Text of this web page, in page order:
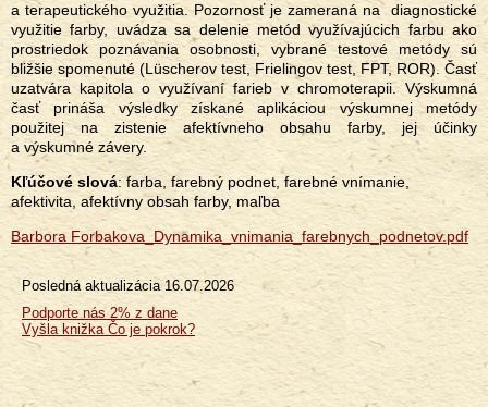
a terapeutického využitia. Pozornosť je zameraná na diagnostické
využitie farby, uvádza sa delenie metód využívajúcich farbu ako
prostriedok poznávania osobnosti, vybrané testové metódy sú
bližšie spomenuté (Lüscherov test, Frielingov test, FPT, ROR). Časť
uzatvára kapitola o využívaní farieb v chromoterapii. Výskumná
časť prináša výsledky získané aplikáciou výskumnej metódy
použitej na zistenie afektívneho obsahu farby, jej účinky
a výskumné závery.
Kľúčové slová: farba, farebný podnet, farebné vnímanie,
afektivita, afektívny obsah farby, maľba
Barbora Forbakova_Dynamika_vnimania_farebnych_podnetov.pdf
Menu
Posledná aktualizácia 16.07.2026
Podporte nás 2% z dane
Vyšla knižka Čo je pokrok?